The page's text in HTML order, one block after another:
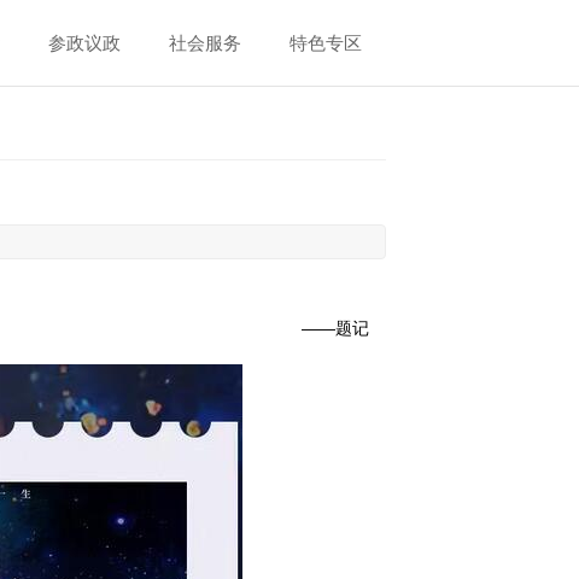
参政议政 社会服务 特色专区
——题记